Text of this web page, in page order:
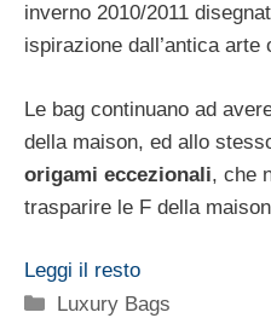
inverno 2010/2011
ispirazione dall’antica arte
Le bag continuano ad
della maison, ed allo
origami eccezionali, che
trasparire le F della
Leggi il resto
Categorie
Luxury Bags